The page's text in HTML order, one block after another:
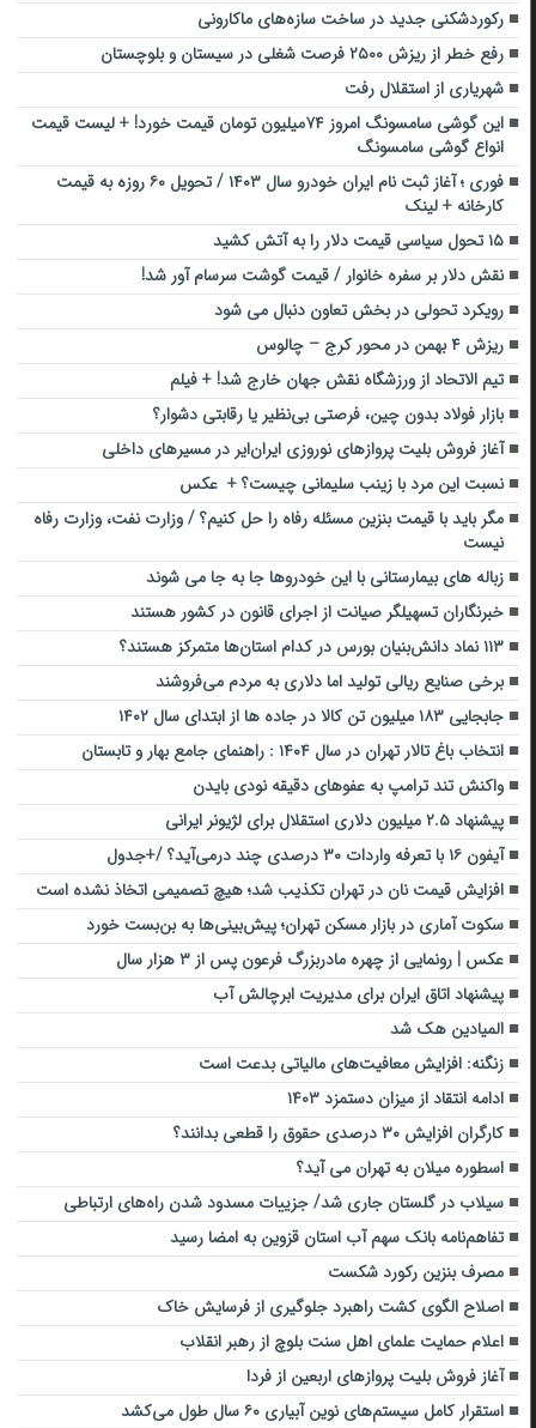
رکوردشکنی جدید در ساخت سازه‌های ماکارونی
رفع خطر از ریزش ۲۵۰۰ فرصت شغلی در سیستان و بلوچستان
شهریاری از استقلال رفت
این گوشی سامسونگ امروز ۷۴میلیون تومان قیمت خورد! + لیست قیمت
انواع گوشی سامسونگ
فوری ؛ آغاز ثبت نام ایران خودرو سال ۱۴۰۳ / تحویل ۶۰ روزه به قیمت
کارخانه + لینک
۱۵ تحول سیاسی قیمت دلار را به آتش کشید
نقش دلار بر سفره خانوار / قیمت گوشت سرسام آور شد!
رویکرد تحولی در بخش تعاون دنبال می شود
ریزش ۴ بهمن در محور کرج – چالوس
تیم الاتحاد از ورزشگاه نقش جهان‌ خارج شد! + فیلم
بازار فولاد بدون چین، فرصتی بی‌نظیر یا رقابتی دشوار؟
آغاز فروش بلیت پروازهای نوروزی ایران‌ایر در مسیرهای داخلی
نسبت این مرد با زینب سلیمانی چیست؟ + عکس
مگر باید با قیمت بنزین مسئله رفاه را حل کنیم؟ / وزارت نفت، وزارت رفاه
نیست
زباله های بیمارستانی با این خودروها جا به جا می شوند
خبرنگاران تسهیلگر صیانت از اجرای قانون در کشور هستند
۱۱۳ نماد دانش‌بنیان‌ بورس در کدام استان‌ها متمرکز هستند؟
برخی صنایع ریالی تولید اما دلاری به مردم می‌فروشند
جابجایی ۱۸۳ میلیون تن کالا در جاده ها از ابتدای سال ۱۴۰۲
انتخاب باغ تالار تهران در سال ۱۴۰۴ : راهنمای جامع بهار و تابستان
واکنش تند ترامپ به عفوهای دقیقه نودی بایدن
پیشنهاد ۲.۵ میلیون دلاری استقلال برای لژیونر ایرانی
آیفون ۱۶ با تعرفه واردات ۳۰ درصدی چند درمی‌آید؟ /+جدول
افزایش قیمت نان در تهران تکذیب شد؛ هیچ تصمیمی اتخاذ نشده است
سکوت آماری در بازار مسکن تهران؛ پیش‌بینی‌ها به بن‌بست خورد
عکس | رونمایی از چهره مادربزرگ فرعون پس از ۳ هزار سال
پیشنهاد اتاق ایران برای مدیریت ابرچالش آب
المیادین هک شد
زنگنه: افزایش معافیت‌های مالیاتی بدعت است
ادامه انتقاد از میزان دستمزد ۱۴۰۳
کارگران افزایش ۳۰ درصدی حقوق را قطعی بدانند؟
اسطوره میلان به تهران می آید؟
سیلاب در گلستان جاری شد/ جزییات مسدود شدن راه‌های ارتباطی
تفاهم‌نامه بانک سهم آب استان قزوین به امضا رسید
مصرف بنزین رکورد شکست
اصلاح الگوی کشت راهبرد جلوگیری از فرسایش خاک
اعلام حمایت علمای اهل سنت بلوچ از رهبر انقلاب
آغاز فروش بلیت‌ پروازهای اربعین از فردا
استقرار کامل سیستم‌های نوین آبیاری ۶۰ سال طول می‌کشد